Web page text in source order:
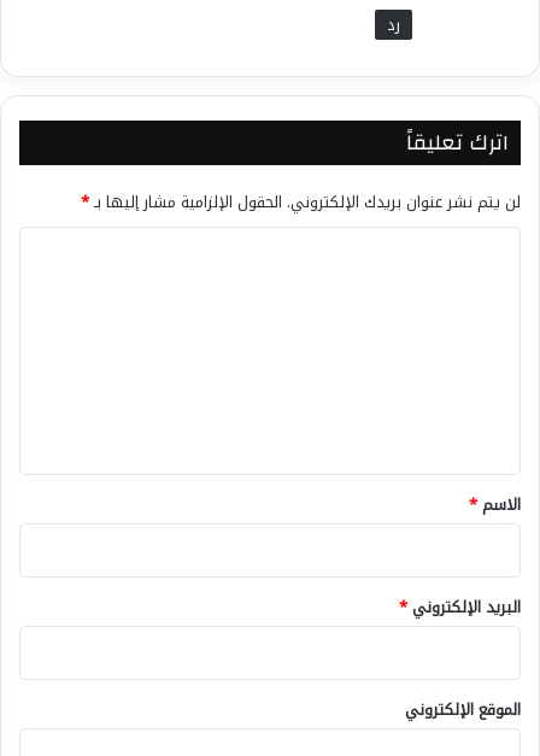
رد
اترك تعليقاً
لن يتم نشر عنوان بريدك الإلكتروني. الحقول الإلزامية مشار إليها بـ*
*
الاسم*
البريد الإلكتروني*
الموقع الإلكتروني